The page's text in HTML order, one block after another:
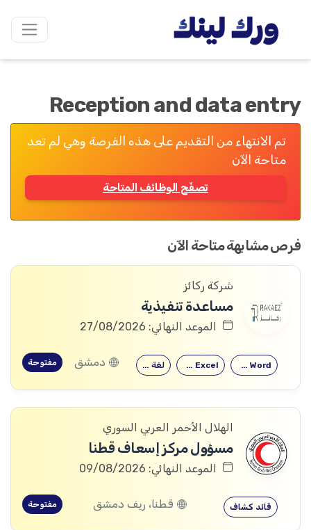
Reception and data entry
تم الانتهاء من التقديم على هذه الفرصة وهي لم تعد
متاحة الآن
تصفّح الوظائف المتاحة
فرص مشابهة متاحة الآن
شركة ركائز
مساعدة تنفيذية
الموعد النهائي: 27/08/2026
لغة إنكليزية Microsoft Excel Microsoft Word دمشق مفتوحة
الهلال الأحمر العربي السوري
مسؤول مركز إسعاف قطنا
الموعد النهائي: 09/08/2026
قائد كشاف قطنا، ريف دمشق مفتوحة